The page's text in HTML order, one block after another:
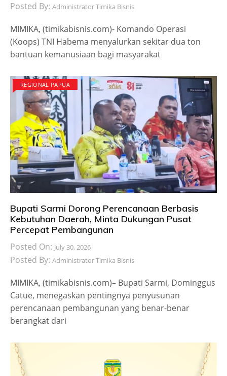
Posted By: Administrator Timika Bisnis
MIMIKA, (timikabisnis.com)- Komando Operasi
(Koops) TNI Habema menyalurkan sekitar dua ton
bantuan kemanusiaan bagi masyarakat
REGIONAL PAPUA
Bupati Sarmi Dorong Perencanaan Berbasis
Kebutuhan Daerah, Minta Dukungan Pusat
Percepat Pembangunan
Posted On: July 30, 2026
Posted By: Administrator Timika Bisnis
MIMIKA, (timikabisnis.com)– Bupati Sarmi, Dominggus
Catue, menegaskan pentingnya penyusunan
perencanaan pembangunan yang benar-benar
berangkat dari